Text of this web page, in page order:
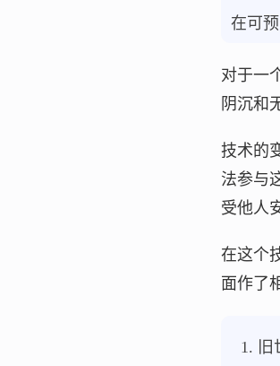
在可
对于一
阴沉和
技术的
法参与
受他人
在这个
面作了